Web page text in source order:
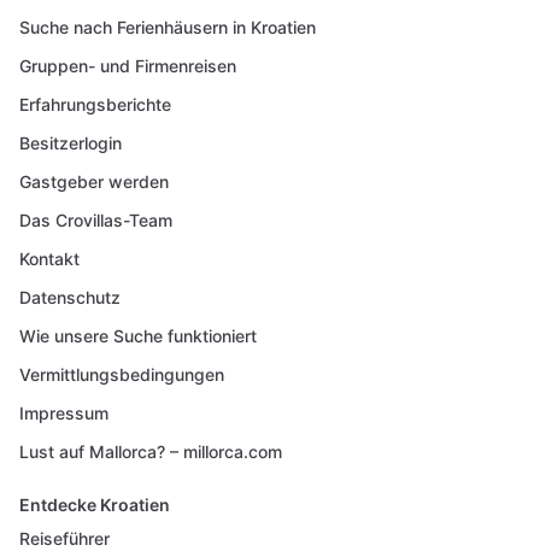
Suche nach Ferienhäusern in Kroatien
Gruppen- und Firmenreisen
Erfahrungsberichte
Besitzerlogin
Gastgeber werden
Das Crovillas-Team
Kontakt
Datenschutz
Wie unsere Suche funktioniert
Vermittlungsbedingungen
Impressum
Lust auf Mallorca? – millorca.com
Entdecke Kroatien
Reiseführer